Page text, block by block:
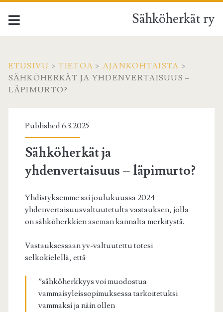
Sähköherkät ry
ETUSIVU >TIETOA > AJANKOHTAISTA >
SÄHKÖHERKÄT JA YHDENVERTAISUUS –
LÄPIMURTO?
Published 6.3.2025
Sähköherkät ja
yhdenvertaisuus – läpimurto?
Yhdistyksemme sai joulukuussa 2024
yhdenvertaisuusvaltuutetulta vastauksen, jolla
on sähköherkkien aseman kannalta merkitystä.
Vastauksessaan yv-valtuutettu totesi
selkokielellä, että
”sähköherkkyys voi muodostua
vammaisyleissopimuksessa tarkoitetuksi
vammaksi ja näin ollen